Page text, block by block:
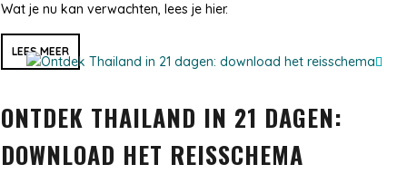
Wat je nu kan verwachten, lees je hier.
LEES MEER
ONTDEK THAILAND IN 21 DAGEN:
DOWNLOAD HET REISSCHEMA